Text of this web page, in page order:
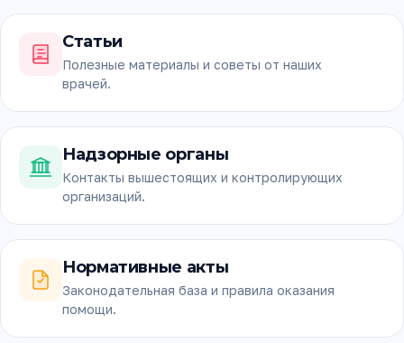
Статьи
Полезные материалы и советы от наших
врачей.
Надзорные органы
Контакты вышестоящих и контролирующих
организаций.
Нормативные акты
Законодательная база и правила оказания
помощи.